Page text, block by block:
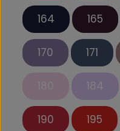
164 165
170 171
180 184
190 195